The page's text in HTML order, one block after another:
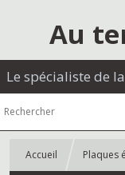
Au
Le spécialiste de
Accueil Plaques